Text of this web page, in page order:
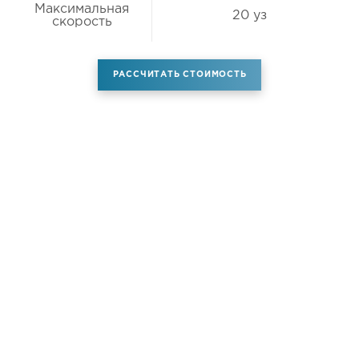
Максимальная
скорость
20 уз
РАССЧИТАТЬ СТОИМОСТЬ